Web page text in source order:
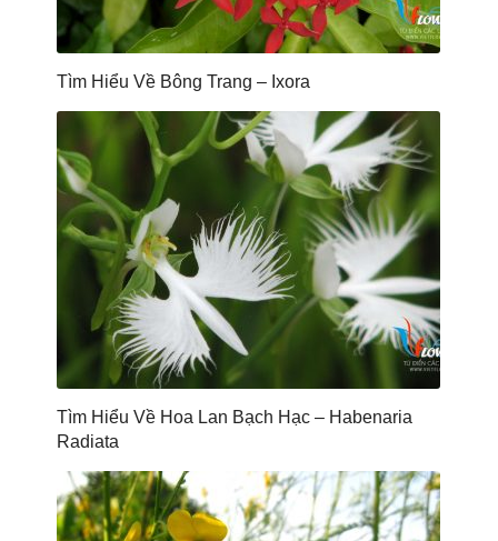
Tìm Hiểu Về Bông Trang – Ixora
Tìm Hiểu Về Hoa Lan Bạch Hạc – Habenaria
Radiata